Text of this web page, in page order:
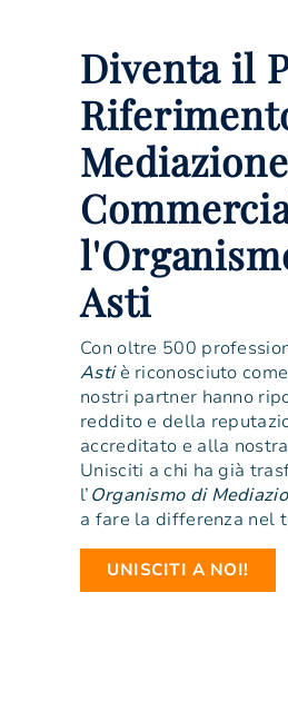
Diventa il
Asti
Con oltre 500
Astiè riconosciuto
nostri partner hanno
reddito e della
accreditato e alla
Unisciti a chi ha già
l’Organismo di
a fare la differenza nel
UNISCITI A NOI!